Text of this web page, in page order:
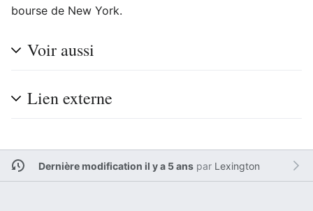
bourse de New York.
Voir aussi
Lien externe
Dernière modification il y a 5 anspar Lexington